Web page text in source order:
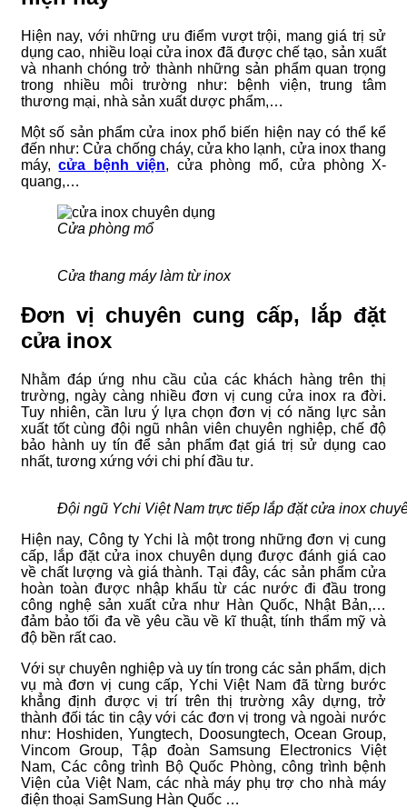
Hiện nay, với những ưu điểm vượt trội, mang giá trị sử
dụng cao, nhiều loại cửa inox đã được chế tạo, sản xuất
và nhanh chóng trở thành những sản phẩm quan trọng
trong nhiều môi trường như: bệnh viện, trung tâm
thương mại, nhà sản xuất dược phẩm,…
Một số sản phẩm cửa inox phổ biến hiện nay có thể kể
đến như: Cửa chống cháy, cửa kho lạnh, cửa inox thang
máy,cửa bệnh viện, cửa phòng mổ, cửa phòng X-
quang,…
Cửa phòng mổ
Cửa thang máy làm từ inox
Đơn vị chuyên cung cấp, lắp đặt
cửa inox
Nhằm đáp ứng nhu cầu của các khách hàng trên thị
trường, ngày càng nhiều đơn vị cung cửa inox ra đời.
Tuy nhiên, cần lưu ý lựa chọn đơn vị có năng lực sản
xuất tốt cùng đội ngũ nhân viên chuyên nghiệp, chế độ
bảo hành uy tín để sản phẩm đạt giá trị sử dụng cao
nhất, tương xứng với chi phí đầu tư.
Đội ngũ Ychi Việt Nam trực tiếp lắp đặt cửa inox
Hiện nay, Công ty Ychi là một trong những đơn vị cung
cấp, lắp đặt cửa inox chuyên dụng được đánh giá cao
về chất lượng và giá thành. Tại đây, các sản phẩm cửa
hoàn toàn được nhập khẩu từ các nước đi đầu trong
công nghệ sản xuất cửa như Hàn Quốc, Nhật Bản,…
đảm bảo tối đa về yêu cầu về kĩ thuật, tính thẩm mỹ và
độ bền rất cao.
Với sự chuyên nghiệp và uy tín trong các sản phẩm, dịch
vụ mà đơn vị cung cấp, Ychi Việt Nam đã từng bước
khẳng định được vị trí trên thị trường xây dựng, trở
thành đối tác tin cậy với các đơn vị trong và ngoài nước
như: Hoshiden, Yungtech, Doosungtech, Ocean Group,
Vincom Group, Tập đoàn Samsung Electronics Việt
Nam, Các công trình Bộ Quốc Phòng, công trình bệnh
Viện của Việt Nam, các nhà máy phụ trợ cho nhà máy
điện thoại SamSung Hàn Quốc …